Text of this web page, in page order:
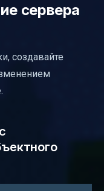
сервера
создавайте